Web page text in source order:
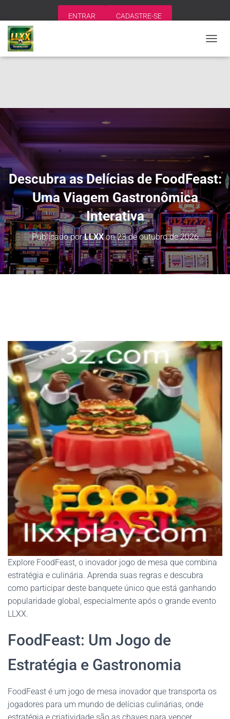
ENTRAR CADASTRE-SE
L
V
A
Ç
O
Descubra as Delícias de FoodFeast:
Uma Viagem Gastronômica
Interativa
Publicado porLLXXon23 de outubro de 2026
Explore FoodFeast, o inovador jogo de mesa que combina
estratégia e culinária. Aprenda suas regras e descubra
como participar deste banquete único que está ganhando
popularidade global, especialmente após o grande evento
LLXX.
FoodFeast: Um Jogo de
Estratégia e Gastronomia
FoodFeast é um jogo de mesa inovador que transporta os
jogadores para um mundo de delícias culinárias, onde